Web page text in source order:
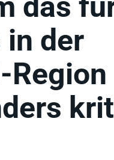
in der
Region